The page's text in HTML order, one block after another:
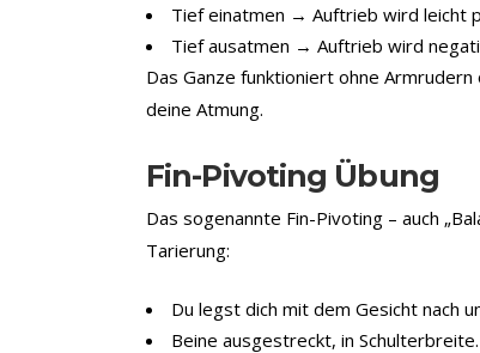
Tief einatmen → Auftrieb wird leicht
Tief ausatmen → Auftrieb wird
Das Ganze funktioniert ohne
deine Atmung.
Fin-Pivoting Übung
Das sogenannte Fin-Pivoting – auch
Tarierung:
Du legst dich mit dem Gesicht nach
Beine ausgestreckt, in Schulterbreite.